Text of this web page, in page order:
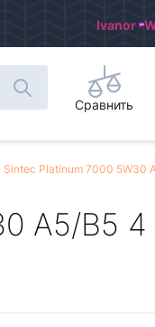
Ivanor
Сравнить
Platinum 7000 5W30
A5/B5 4